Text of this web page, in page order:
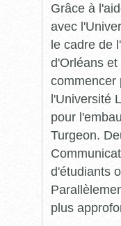
Grâce à
avec
le cadre de
d'Orléans
commencer
l'Université
pour
Turgeon.
d'étudiants
plus